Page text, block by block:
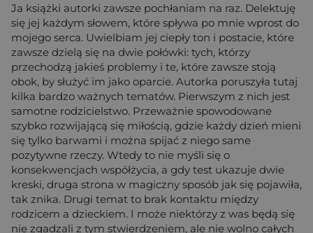
Ja książki autorki zawsze pochłaniam na raz. Delektuję
się jej każdym słowem, które spływa po mnie wprost do
mojego serca. Uwielbiam jej ciepły ton i postacie, które
zawsze dzielą się na dwie połówki: tych, którzy
przechodzą jakieś problemy i te, które zawsze stoją
obok, by służyć im jako oparcie. Autorka poruszyła tutaj
kilka bardzo ważnych tematów. Pierwszym z nich jest
samotne rodzicielstwo. Przeważnie spowodowane
szybko rozwijającą się miłością, gdzie każdy dzień mieni
się tylko barwami i można spijać z niego same
pozytywne rzeczy. Wtedy to nie myśli się o
konsekwencjach współżycia, a gdy test ukazuje dwie
kreski, druga strona w magiczny sposób jak się pojawiła,
tak znika. Drugi temat to brak kontaktu między
rodzicem a dzieckiem. I może niektórzy z was będą się
nie zgadzali z tym stwierdzeniem, ale nie wolno całych